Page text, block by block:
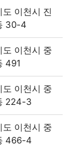
도 이천시 진
30-4
도 이천시 중
491
도 이천시 중
224-3
도 이천시 중
466-4